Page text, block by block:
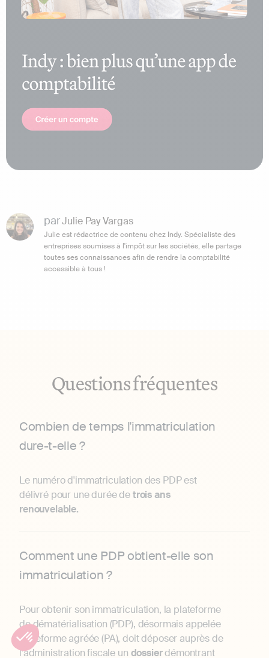
parJulie Pay Vargas
Julie est rédactrice de contenu chez Indy. Spécialiste des
entreprises soumises à l'impôt sur les sociétés, elle partage
toutes ses connaissances afin de rendre la comptabilité
accessible à tous !
Questions fréquentes
Combien de temps l'immatriculation
dure-t-elle ?
Le numéro d'immatriculation des PDP est
délivré pour une durée detrois ans
renouvelable.
Comment une PDP obtient-elle son
immatriculation ?
Pour obtenir son immatriculation, la plateforme
de dématérialisation (PDP), désormais appelée
plateforme agréée (PA), doit déposer auprès de
l’administration fiscale un dossierdémontrant